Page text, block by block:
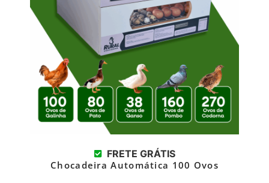
FRETE GRÁTIS
Chocadeira Automática 100 Ovos